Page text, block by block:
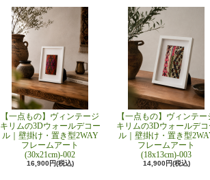
【一点もの】ヴィンテージ
キリムの3Dウォールデコー
ル｜壁掛け・置き型2WAY
フレームアート
(30x21cm)-002
16,900円(税込)
【一点もの】ヴィンテー
キリムの3Dウォールデコ
ル｜壁掛け・置き型
フレームアート
(18x13cm)-003
14,900円(税込)